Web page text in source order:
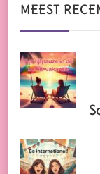
iets?
MEEST